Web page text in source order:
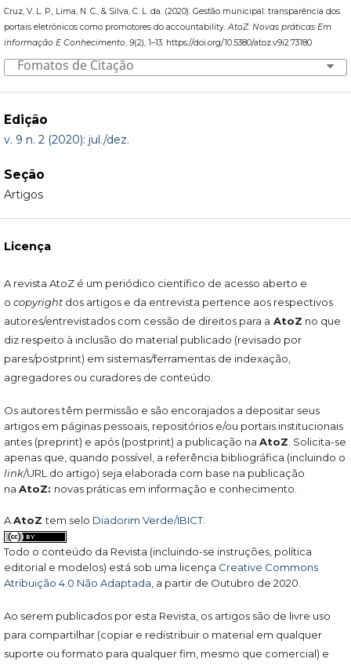
Cruz, V. L. P., Lima, N. C., & Silva, C. L. da. (2020). Gestão municipal: transparência dos
portais eletrônicos como promotores do accountability.AtoZ: Novas práticas Em
informação E Conhecimento, 9(2), 1–13. https://doi.org/10.5380/atoz.v9i2.73180
Fomatos de Citação
Edição
v. 9 n. 2 (2020): jul./dez.
Seção
Artigos
Licença
A revista AtoZ é um periódico científico de acesso aberto e
o copyrightdos artigos e da entrevista pertence aos respectivos
autores/entrevistados com cessão de direitos para a AtoZ no que
diz respeito à inclusão do material publicado (revisado por
pares/postprint) em sistemas/ferramentas de indexação,
agregadores ou curadores de conteúdo.
Os autores têm permissão e são encorajados a depositar seus
artigos em páginas pessoais, repositórios e/ou portais institucionais
antes (preprint) e após (postprint) a publicação na AtoZ. Solicita-se
apenas que, quando possível, a referência bibliográfica (incluindo o
link/URL do artigo) seja elaborada com base na publicação
na AtoZ: novas práticas em informação e conhecimento.
AAtoZtem selo Diadorim Verde/IBICT.
Todo o conteúdo da Revista (incluindo-se instruções, política
editorial e modelos) está sob uma licença Creative Commons
Atribuição 4.0 Não Adaptada, a partir de Outubro de 2020.
Ao serem publicados por esta Revista, os artigos são de livre uso
para compartilhar (copiar e redistribuir o material em qualquer
suporte ou formato para qualquer fim, mesmo que comercial) e